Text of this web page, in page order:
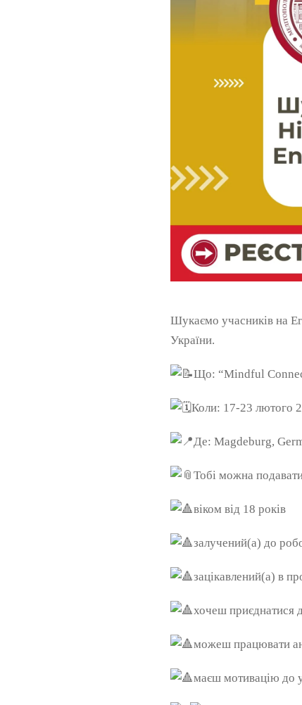
Шукаємо учасників на
України.
Що: “Mindful
Коли: 17-23 лютого
Де: Magdeburg,
Тобі можна
віком від 18 років
залучений(а) до
зацікавлений(а) в
хочеш приєднатися
можеш працювати
маєш мотивацію до